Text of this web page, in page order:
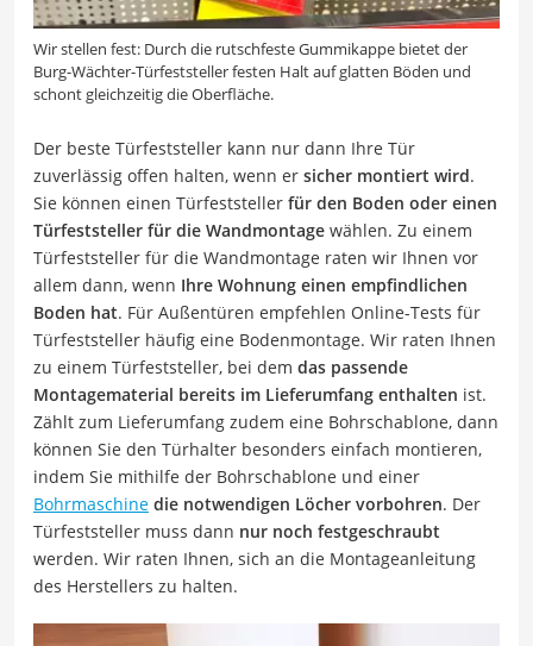
Wir stellen fest: Durch die rutschfeste Gummikappe bietet der
Burg-Wächter-Türfeststeller festen Halt auf glatten Böden und
schont gleichzeitig die Oberfläche.
Der beste Türfeststeller kann nur dann Ihre Tür
zuverlässig offen halten, wenn er sicher montiert wird.
Sie können einen Türfeststeller für den Boden oder einen
Türfeststeller für die Wandmontage wählen. Zu einem
Türfeststeller für die Wandmontage raten wir Ihnen vor
allem dann, wenn Ihre Wohnung einen empfindlichen
Boden hat. Für Außentüren empfehlen Online-Tests für
Türfeststeller häufig eine Bodenmontage. Wir raten Ihnen
zu einem Türfeststeller, bei dem das passende
Montagematerial bereits im Lieferumfang enthalten ist.
Zählt zum Lieferumfang zudem eine Bohrschablone, dann
können Sie den Türhalter besonders einfach montieren,
indem Sie mithilfe der Bohrschablone und einer
Bohrmaschine die notwendigen Löcher vorbohren. Der
Türfeststeller muss dann nur noch festgeschraubt
werden. Wir raten Ihnen, sich an die Montageanleitung
des Herstellers zu halten.